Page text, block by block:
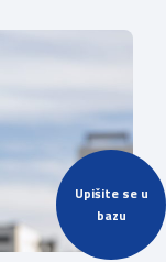
Upišite se u
bazu